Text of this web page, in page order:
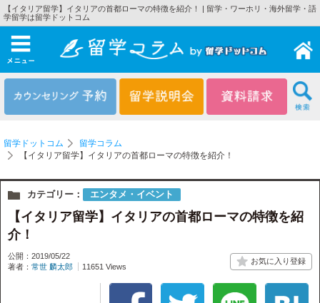
【イタリア留学】イタリアの首都ローマの特徴を紹介！ | 留学・ワーホリ・海外留学・語
学留学は留学ドットコム
メニュー
留学ドットコム
留学コラム
【イタリア留学】イタリアの首都ローマの特徴を紹介！
カテゴリー： エンタメ・イベント
【イタリア留学】イタリアの首都ローマの特徴を紹
介！
公開：2019/05/22
著者： 常世 麟太郎 11651 Views